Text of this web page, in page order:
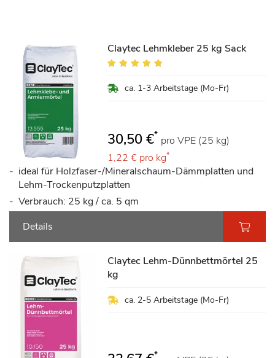
Claytec Lehmkleber 25 kg Sack
Bewertung:
ca. 1-3 Arbeitstage (Mo-Fr)
30,50 €* pro VPE (25 kg)
1,22 € pro kg*
ideal für Holzfaser-/Mineralschaum-Dämmplatten und
Lehm-Trockenputzplatten
Verbrauch: 25 kg / ca. 5 qm
Details
Claytec Lehm-Dünnbettmörtel 25
kg
ca. 2-5 Arbeitstage (Mo-Fr)
*